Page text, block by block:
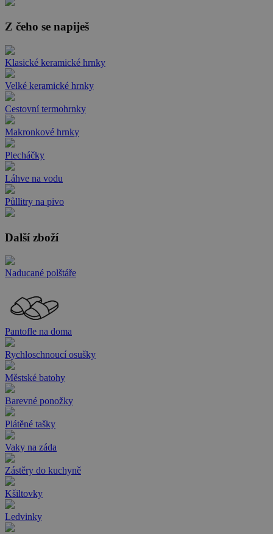
Z čeho se napiješ
Klasické keramické hrnky
Velké keramické hrnky
Cestovní termohrnky
Makronkové hrnky
Plecháčky
Láhve na vodu
Půllitry na pivo
Další zboží
Naducané polštáře
Pantofle na doma
Rychloschnoucí osušky
Městské batohy
Barevné ponožky
Plátěné tašky
Vaky na záda
Zástěry do kuchyně
Kšiltovky
Ledvinky